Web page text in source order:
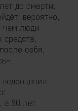
до смерти,
вероятно,
чем люди
средств,
себя,
а 80 лет.